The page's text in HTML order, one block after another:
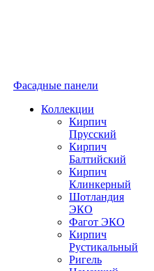
Фасадные панели
Коллекции
Кирпич
Прусский
Кирпич
Балтийский
Кирпич
Клинкерный
Шотландия
ЭКО
Фагот ЭКО
Кирпич
Рустикальный
Ригель